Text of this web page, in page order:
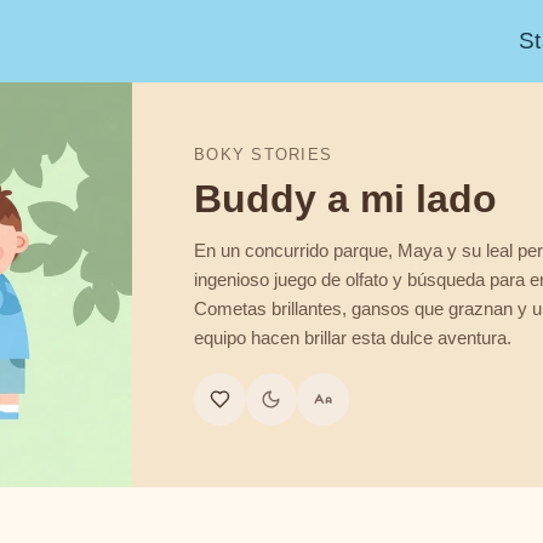
BOKY STORIES
Buddy a mi lado
En un concurrido parque, Maya y su leal
ingenioso juego de olfato y búsqueda para
Cometas brillantes, gansos que graznan y
equipo hacen brillar esta dulce aventura.